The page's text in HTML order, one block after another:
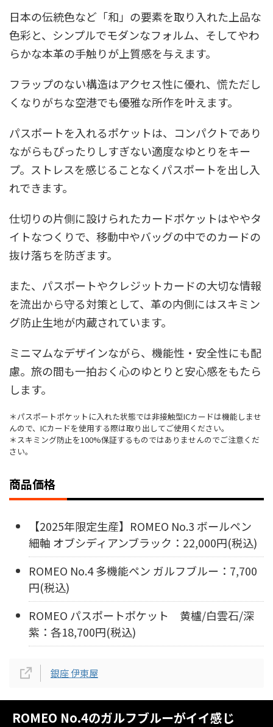
日本の伝統色など「和」の要素を取り入れた上品な
色彩と、シンプルでモダンなフォルム、そしてやわ
らかな本革の手触りが上質感を与えます。
フラップのない構造はアクセス性に優れ、慌ただし
くなりがちな空港でも優雅な所作を叶えます。
パスポートを入れるポケットは、コンパクトであり
ながらもぴったりしすぎない適度なゆとりをキー
プ。ストレスを感じることなくパスポートを出し入
れできます。
仕切りの片側に設けられたカードポケットはややタ
イトなつくりで、移動中やバッグの中でのカードの
抜け落ちを防ぎます。
また、パスポートやクレジットカードの大切な情報
を流出から守る対策として、革の内側にはスキミン
グ防止生地が内蔵されています。
ミニマムなデザインながら、機能性・安全性にも配
慮。旅の間も一拍おく心のゆとりと安心感をもたら
します。
＊パスポートポケットに入れた状態では非接触型ICカードは機能しませ
んので、ICカードを使用する際は取り出してご使用ください。
＊スキミング防止を100%保証するものではありませんのでご注意くだ
さい。
商品価格
【2025年限定生産】ROMEO No.3 ボールペン
細軸 オブシディアンブラック：22,000円(税込)
ROMEO No.4 多機能ペン ガルフブルー：7,700
円(税込)
ROMEO パスポートポケット 黄櫨/白雲石/深
紫：各18,700円(税込)
銀座 伊東屋
ROMEO No.4のガルフブルーがイイ感じ